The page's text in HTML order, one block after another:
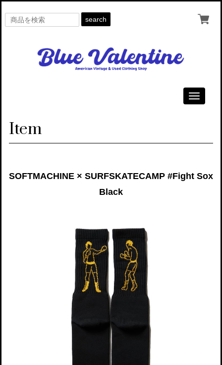
search
Toggle
Item
SOFTMACHINE × SURFSKATECAMP #Fight Sox
Black